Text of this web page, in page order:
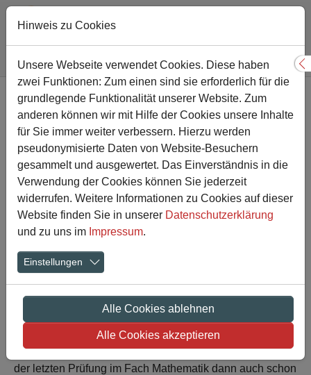
Zum Hauptinhalt springen
Sie sind hier:
Gesamtschule Nachricht
Auf geht´s in die Zentralen
Prüfungen für den 10.
Jahrgang
03.05.2023
Auf geht´s in die Prüfungsphase!
Am morgigen Donnerstag, 4. Mai beginnt für unsere
Zehntklässler der Prüfungszeitraum der Zentralen
Am Dienstag, 9. Mai folgt dann die Überprüfung der
Englischkenntnisse und am Donnerstag, 4.Mai ist es mit
der letzten Prüfung im Fach Mathematik dann auch schon
Hinweis zu Cookies
Unsere Webseite verwendet Cookies. Diese haben
zwei Funktionen: Zum einen sind sie erforderlich für die
grundlegende Funktionalität unserer Website. Zum
anderen können wir mit Hilfe der Cookies unsere Inhalte
für Sie immer weiter verbessern. Hierzu werden
pseudonymisierte Daten von Website-Besuchern
gesammelt und ausgewertet. Das Einverständnis in die
Verwendung der Cookies können Sie jederzeit
widerrufen. Weitere Informationen zu Cookies auf dieser
Website finden Sie in unserer Datenschutzerklärung
und zu uns im Impressum.
Einstellungen
Alle Cookies ablehnen
Alle Cookies akzeptieren